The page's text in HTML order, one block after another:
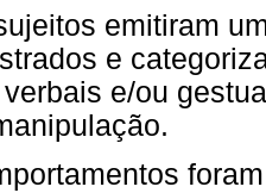
emitiram
e
e/ou